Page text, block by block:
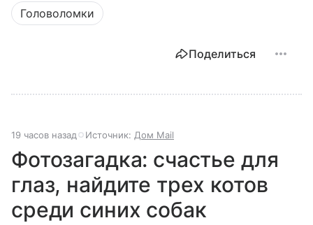
Головоломки
Поделиться
19 часов назад Источник: Дом Mail
Фотозагадка: счастье для
глаз, найдите трех котов
среди синих собак